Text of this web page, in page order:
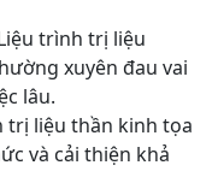
trình trị liệu
xuyên đau vai
lâu.
trị liệu thần kinh tọa
và cải thiện khả